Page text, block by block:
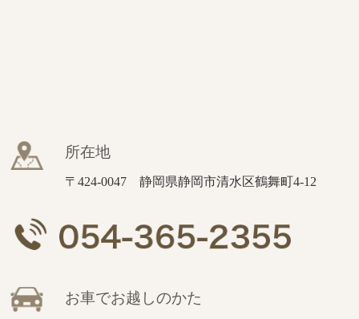
所在地
〒424-0047 静岡県静岡市清水区鶴舞町4-12
お車でお越しのかた